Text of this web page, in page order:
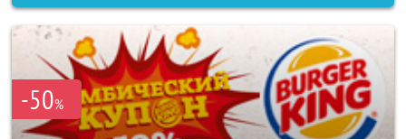
-50%